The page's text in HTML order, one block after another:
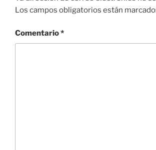
Los campos obligatorios están
Comentario*